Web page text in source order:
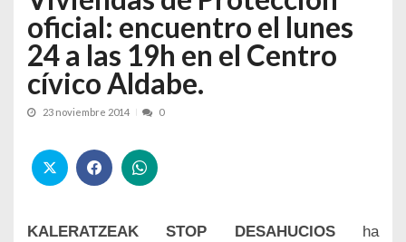
oficial: encuentro el lunes
24 a las 19h en el Centro
cívico Aldabe.
23 noviembre 2014 0
KALERATZEAK STOP DESAHUCIOSha